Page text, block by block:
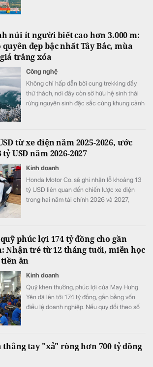
núi ít người biết cao hơn 3.000 m:
đẹp bậc nhất Tây Bắc, mùa
trắng xóa
Công nghệ
Không chỉ hấp dẫn bởi cung trekking đầy
thử thách, nơi đây còn sở hữu hệ sinh thái
rừng nguyên sinh đặc sắc cùng khung cảnh
từ xe điện năm 2025-2026, ước
USD năm 2026-2027
Kinh doanh
Honda Motor Co. sẽ ghi nhận lỗ khoảng 13
tỷ USD liên quan đến chiến lược xe điện
trong hai năm tài chính 2026 và 2027,
phúc lợi 174 tỷ đồng cho gần
Nhận trẻ từ 12 tháng tuổi, miễn học
ăn
Kinh doanh
Quỹ khen thưởng, phúc lợi của May Hưng
Yên đã lên tới 174 tỷ đồng, gần bằng vốn
điều lệ doanh nghiệp. Nếu quy đổi theo số
tay "xả" ròng hơn 700 tỷ đồng